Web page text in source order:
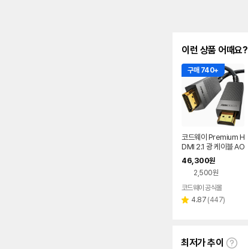
이런 상품 어때요?
구매 740+
코드웨이 Premium H
DMI 2.1 광 케이블 AO
C 8K 60Hz 10m, 1
개
46,300원
2,500원
코드웨이 공식몰
별 4.87 리
(447)
최저가 추이